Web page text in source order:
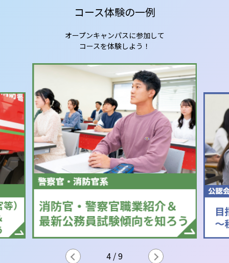
コース体験の一例
オープンキャンパスに参加して
コースを体験しよう！
5 /9